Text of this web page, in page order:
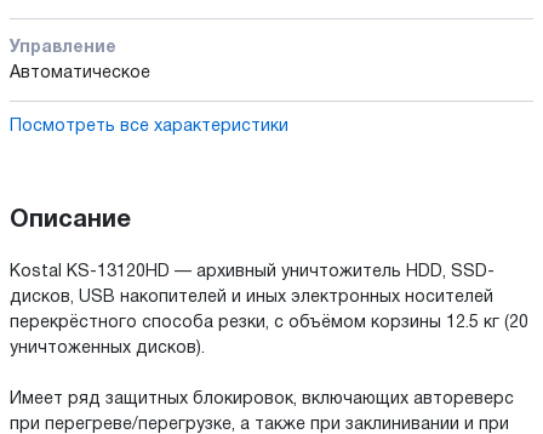
Управление
Автоматическое
Посмотреть все характеристики
Описание
Kostal KS-13120HD — архивный уничтожитель HDD, SSD-
дисков, USB накопителей и иных электронных носителей
перекрёстного способа резки, с объёмом корзины 12.5 кг (20
уничтоженных дисков).
Имеет ряд защитных блокировок, включающих автореверс
при перегреве/перегрузке, а также при заклинивании и при